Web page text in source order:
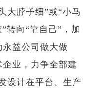
大脖子细”或“小马
转向“靠自己”，加
益公司做大做
业，力争全部建
设计在平台、生产